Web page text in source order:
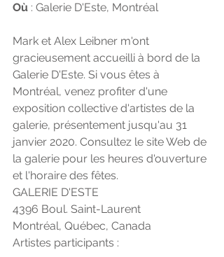
Où : Galerie D'Este, Montréal
Mark et Alex Leibner m'ont
gracieusement accueilli à bord de la
Galerie D'Este. Si vous êtes à
Montréal, venez profiter d'une
exposition collective d'artistes de la
galerie, présentement jusqu'au 31
janvier 2020. Consultez le site Web de
la galerie pour les heures d'ouverture
et l'horaire des fêtes.
GALERIE D'ESTE
4396 Boul. Saint-Laurent
Montréal, Québec, Canada
Artistes participants :